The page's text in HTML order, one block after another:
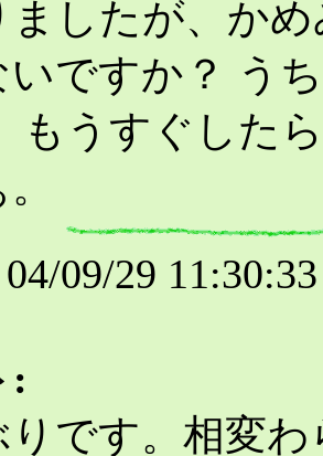
ましたが、か
ですか？ う
もうすぐした
09/29 11:30:33
:
です。相変